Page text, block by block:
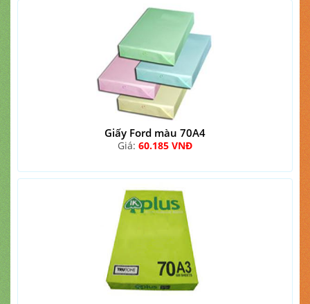
Giấy Ford màu 70A4
Giá: 60.185 VNĐ